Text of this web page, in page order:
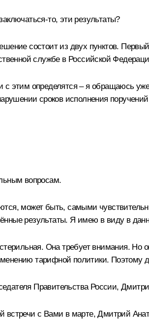
эти результаты?
состоит из двух пунктов.
службе в Российской
с этим определятся – я обращаюсь
сроков исполнения
вопросам.
может быть, самыми
результаты. Я имею в виду в
Она требует внимания.
тарифной политики. Поэтому
Правительства России,
встречи с Вами в марте, Дмитрий